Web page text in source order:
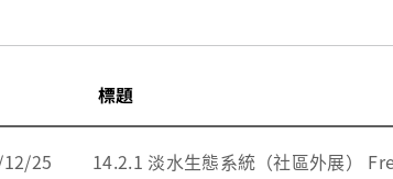
標題
25 14.2.1 淡水生態系統（社區外展）